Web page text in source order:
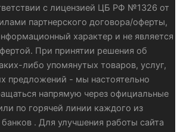
с лицензией ЦБ РФ №1326 от
партнерского договора/оферты,
характер и не является
При принятии решения об
либо упомянутых товаров, услуг,
предложений - мы настоятельно
напрямую через официальные
по горячей линии каждого из
. Для улучшения работы сайта